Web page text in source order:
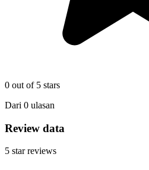
0 out of 5 stars
Dari 0 ulasan
Review data
5 star reviews